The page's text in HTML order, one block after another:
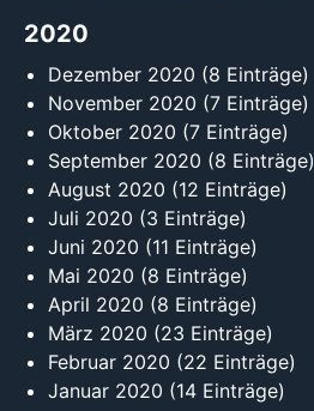
2020
Dezember 2020 (8 Einträge)
November 2020 (7 Einträge)
Oktober 2020 (7 Einträge)
September 2020 (8 Einträge)
August 2020 (12 Einträge)
Juli 2020 (3 Einträge)
Juni 2020 (11 Einträge)
Mai 2020 (8 Einträge)
April 2020 (8 Einträge)
März 2020 (23 Einträge)
Februar 2020 (22 Einträge)
Januar 2020 (14 Einträge)